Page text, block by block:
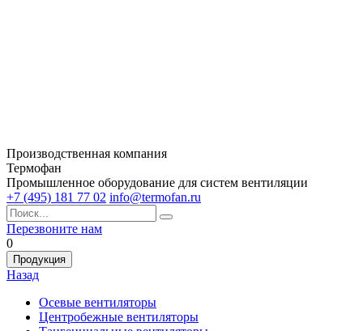
Производственная компания
Термофан
Промышленное оборудование для систем вентиляции
+7 (495) 181 77 02 info@termofan.ru
Перезвоните нам
0
Продукция
Назад
Осевые вентиляторы
Центробежные вентиляторы